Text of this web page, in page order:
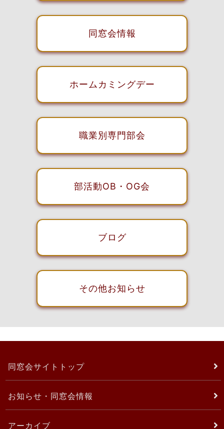
同窓会情報
ホームカミングデー
職業別専門部会
部活動OB・OG会
ブログ
その他お知らせ
同窓会サイトトップ
お知らせ・同窓会情報
アーカイブ